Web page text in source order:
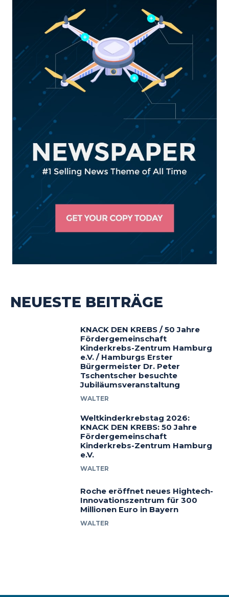
NEUESTE BEITRÄGE
KNACK DEN KREBS / 50 Jahre
Fördergemeinschaft
Kinderkrebs-Zentrum Hamburg
e.V. / Hamburgs Erster
Bürgermeister Dr. Peter
Tschentscher besuchte
Jubiläumsveranstaltung
WALTER
Weltkinderkrebstag 2026:
KNACK DEN KREBS: 50 Jahre
Fördergemeinschaft
Kinderkrebs-Zentrum Hamburg
e.V.
WALTER
Roche eröffnet neues Hightech-
Innovationszentrum für 300
Millionen Euro in Bayern
WALTER